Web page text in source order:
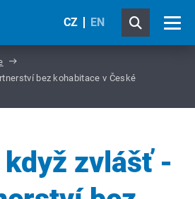
CZ EN
bez kohabitace v České
zvlášť -